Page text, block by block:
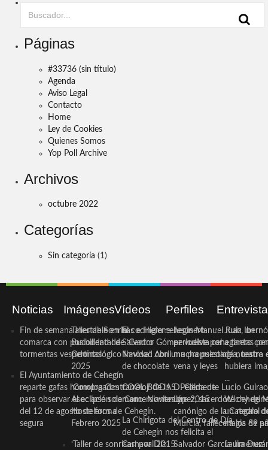
Páginas
#33736 (sin título)
Agenda
Aviso Legal
Contacto
Home
Ley de Cookies
Quienes Somos
Yop Poll Archive
Archivos
octubre 2022
Categorías
Sin categoría (1)
Noticias
Fin de semana inestable en la
comarca con posibilidad de
tormentas vespertinas
El Ayuntamiento de Cehegín
reparte gafas homologadas
para observar el eclipse solar
del 12 de agosto de forma
segura
Imágenes
Taller de Sonrisas e Higiene
Bucodental de ‘Centro
Odontológico Innova’. Abril
2025
‘Compra Contrarreloj’ de la
Asociación de Comerciantes y
Hosteleros de Cehegín.
Febrero 2025
‘Taller de sonrisas’ por Día
Vídeos
El cocinero ceheginero
Salvador Gómez vuelve por
Navidad con una propuesta
de chocolate
COOL BODAS. Pedida de
mano. Noviembre 2015
La Chirigota del Centro de Día
de Cehegín nos felicita el
Carnaval 2015
Perfiles
Jesús Manuel Ruiz, un
periodista ceheginero con
mucha psicología, teatro
vena y leyes
D. Clemente Lucio Guirao
López, sacerdote
canónigo de la Catedral
Murcia, fallece a los 89
Salvador García Jiménez
Juan
a tantas
de nuestra
hubiera
...
Wichy de
un regalo
magia de
Laura